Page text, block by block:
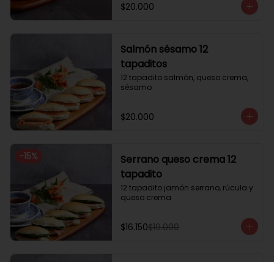
$20.000
Salmón sésamo 12
tapaditos
12 tapadito salmón, queso crema,
sésamo
$20.000
-15%
Serrano queso crema 12
tapadito
12 tapadito jamón serrano, rúcula y
queso crema
$16.150$19.000